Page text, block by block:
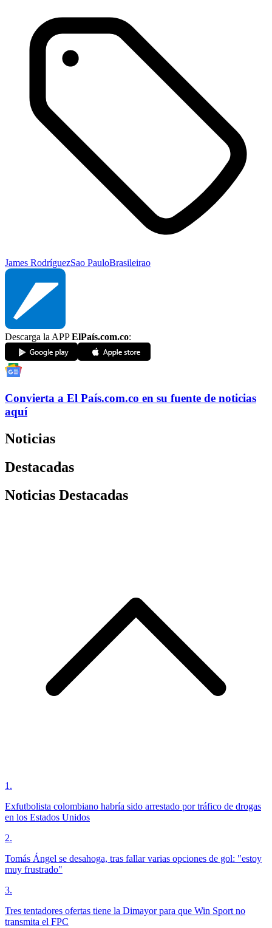
James RodríguezSao PauloBrasileirao
Descarga la APPElPaís.com.co:
Convierta a El País.com.co en su fuente de noticias
aquí
Noticias
Destacadas
Noticias Destacadas
1 .
Exfutbolista colombiano habría sido arrestado por tráfico de drogas
en los Estados Unidos
2.
Tomás Ángel se desahoga, tras fallar varias opciones de gol: "estoy
muy frustrado"
3.
Tres tentadores ofertas tiene la Dimayor para que Win Sport no
transmita el FPC